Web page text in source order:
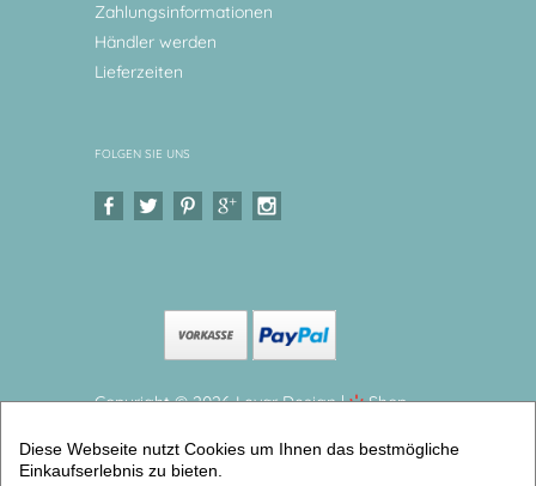
Zahlungsinformationen
Händler werden
Lieferzeiten
FOLGEN SIE UNS
Copyright © 2026 Levar Design |
Shop
Melaminteller tief/Schale Vögel Kinderteller mit
Namen BPA frei (Teller tief) | Artikelnummer:
Diese Webseite nutzt Cookies um Ihnen das bestmögliche
Einkaufserlebnis zu bieten.